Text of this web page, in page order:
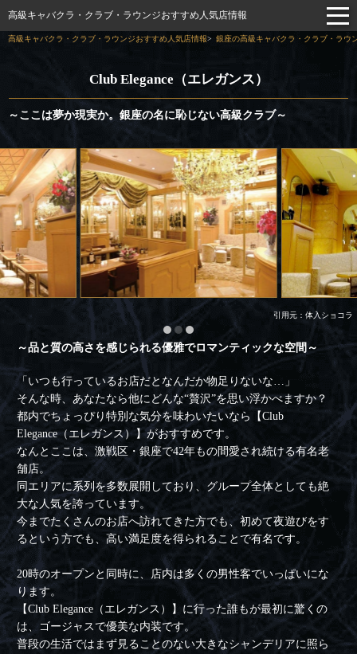
高級キャバクラ・クラブ・ラウンジおすすめ人気店情報
高級キャバクラ・クラブ・ラウンジおすすめ人気店情報 銀座の高級キャバクラ・クラブ・ラウ
Club Elegance（エレガンス）
～ここは夢か現実か。銀座の名に恥じない高級クラブ～
引用元：体入ショコラ
～品と質の高さを感じられる優雅でロマンティックな空間～
「いつも行っているお店だとなんだか物足りないな…」
そんな時、あなたなら他にどんな“贅沢”を思い浮かべますか？
都内でちょっぴり特別な気分を味わいたいなら【Club
Elegance（エレガンス）】がおすすめです。
なんとここは、激戦区・銀座で42年もの間愛され続ける有名老
舗店。
同エリアに系列を多数展開しており、グループ全体としても絶
大な人気を誇っています。
今までたくさんのお店へ訪れてきた方でも、初めて夜遊びをす
るという方でも、高い満足度を得られることで有名です。
20時のオープンと同時に、店内は多くの男性客でいっぱいにな
ります。
【Club Elegance（エレガンス）】に行った誰もが最初に驚くの
は、ゴージャスで優美な内装です。
普段の生活ではまず見ることのない大きなシャンデリアに照ら